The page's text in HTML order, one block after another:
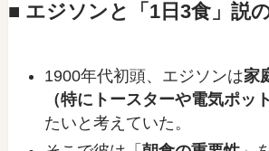
■ エジソンと「1日3食」説
1900年代初頭、エジソンは家
（特にトースターや電気ポット
たいと考えていた。